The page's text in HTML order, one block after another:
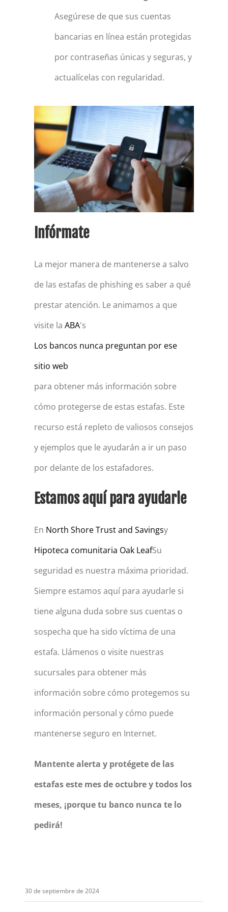
Asegúrese de que sus cuentas
bancarias en línea están protegidas
por contraseñas únicas y seguras, y
actualícelas con regularidad.
Infórmate
La mejor manera de mantenerse a salvo
de las estafas de phishing es saber a qué
prestar atención. Le animamos a que
visite la ABA's
Los bancos nunca preguntan por ese
sitio web
para obtener más información sobre
cómo protegerse de estas estafas. Este
recurso está repleto de valiosos consejos
y ejemplos que le ayudarán a ir un paso
por delante de los estafadores.
Estamos aquí para ayudarle
En North Shore Trust and Savingsy
Hipoteca comunitaria Oak LeafSu
seguridad es nuestra máxima prioridad.
Siempre estamos aquí para ayudarle si
tiene alguna duda sobre sus cuentas o
sospecha que ha sido víctima de una
estafa. Llámenos o visite nuestras
sucursales para obtener más
información sobre cómo protegemos su
información personal y cómo puede
mantenerse seguro en Internet.
Mantente alerta y protégete de las
estafas este mes de octubre y todos los
meses, ¡porque tu banco nunca te lo
pedirá!
30 de septiembre de 2024